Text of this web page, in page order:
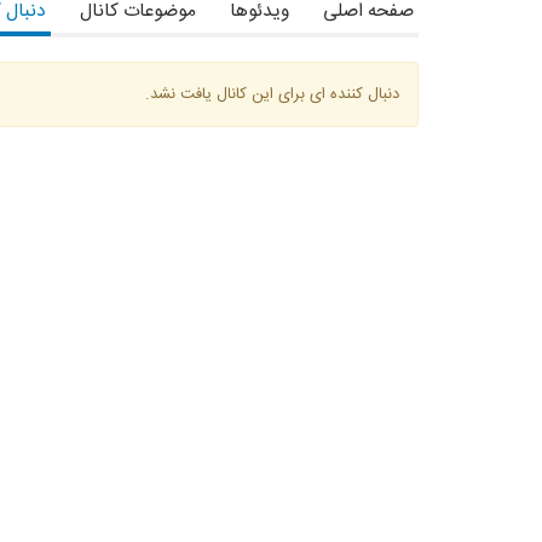
صفحه اصلی ویدئوها موضوعات کانال
دنبال کننده ای برای این کانال یافت نشد.